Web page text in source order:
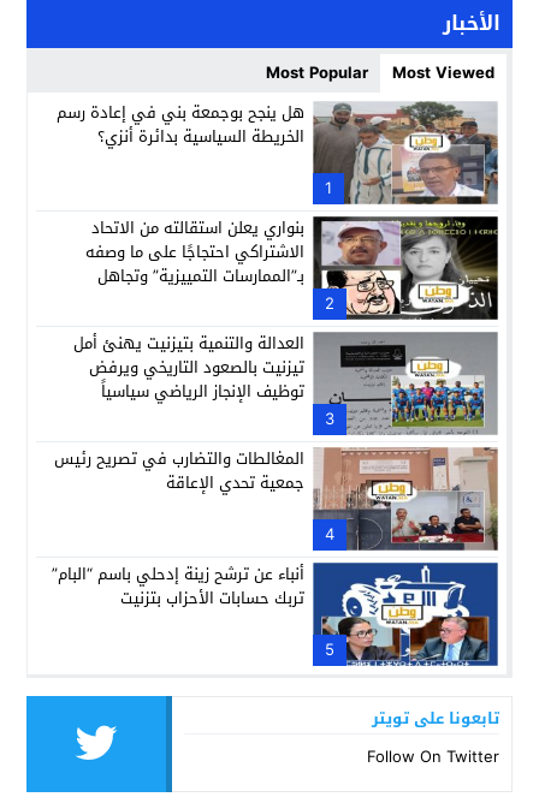
الأخبار
Most Viewed
Most Popular
1
هل ينجح بوجمعة بني في إعادة رسم
الخريطة السياسية بدائرة أنزي؟
2
بنواري يعلن استقالته من الاتحاد
الاشتراكي احتجاجًا على ما وصفه
بـ”الممارسات التمييزية” وتجاهل
3
العدالة والتنمية بتيزنيت يهنئ أمل
تيزنيت بالصعود التاريخي ويرفض
توظيف الإنجاز الرياضي سياسياً
4
المغالطات والتضارب في تصريح رئيس
جمعية تحدي الإعاقة
5
أنباء عن ترشح زينة إدحلي باسم “البام”
تربك حسابات الأحزاب بتزنيت
تابعونا على تويتر
Follow On Twitter